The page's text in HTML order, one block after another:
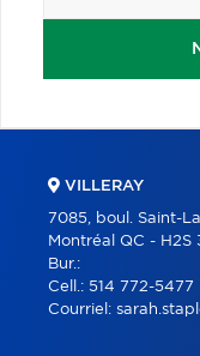
VILLERAY
7085, boul. Saint-
Montréal QC - H2S
Bur.:
Cell.: 514 772-5477
Courriel: